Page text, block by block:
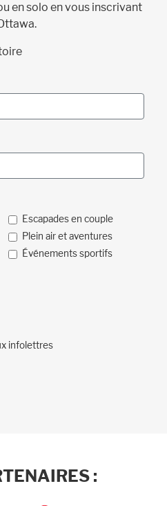
en solo en vous inscrivant
Escapades en couple
Plein air et aventures
Événements sportifs
infolettres
: